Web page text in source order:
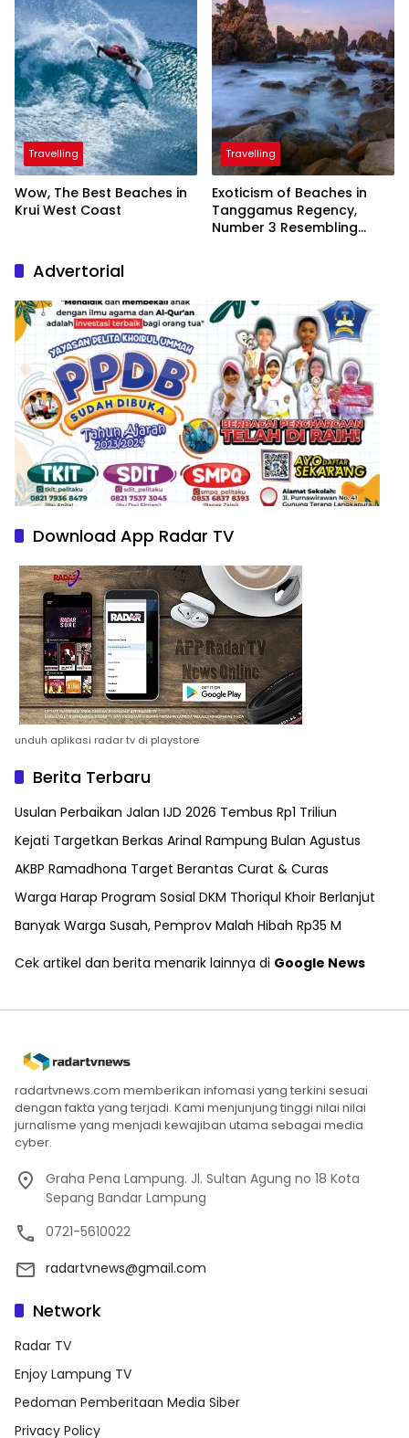
Travelling
Wow, The Best Beaches in
Krui West Coast
Travelling
Exoticism of Beaches in
Tanggamus Regency,
Number 3 Resembling
Advertorial
Download App Radar TV
unduh aplikasi radar tv di playstore
Berita Terbaru
Usulan Perbaikan Jalan IJD 2026 Tembus Rp1 Triliun
Kejati Targetkan Berkas Arinal Rampung Bulan Agustus
AKBP Ramadhona Target Berantas Curat & Curas
Warga Harap Program Sosial DKM Thoriqul Khoir Berlanjut
Banyak Warga Susah, Pemprov Malah Hibah Rp35 M
Cek artikel dan berita menarik lainnya di Google News
radartvnews.com memberikan infomasi yang terkini sesuai
dengan fakta yang terjadi. Kami menjunjung tinggi nilai nilai
jurnalisme yang menjadi kewajiban utama sebagai media
cyber.
Graha Pena Lampung. Jl. Sultan Agung no 18 Kota
Sepang Bandar Lampung
0721-5610022
radartvnews@gmail.com
Network
Radar TV
Enjoy Lampung TV
Pedoman Pemberitaan Media Siber
Privacy Policy